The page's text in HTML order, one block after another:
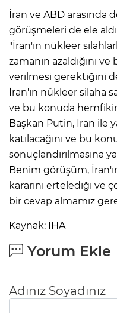
İran ve ABD arasında
görüşmeleri de ele
"İran'ın nükleer
zamanın azaldığını
verilmesi gerektiğini
İran'ın nükleer silaha
ve bu konuda
Başkan Putin, İran ile
katılacağını ve bu
sonuçlandırılmasına
Benim görüşüm,
kararını ertelediği ve
bir cevap almamız
Kaynak: İHA
Yorum Ekle
Adınız Soyadınız